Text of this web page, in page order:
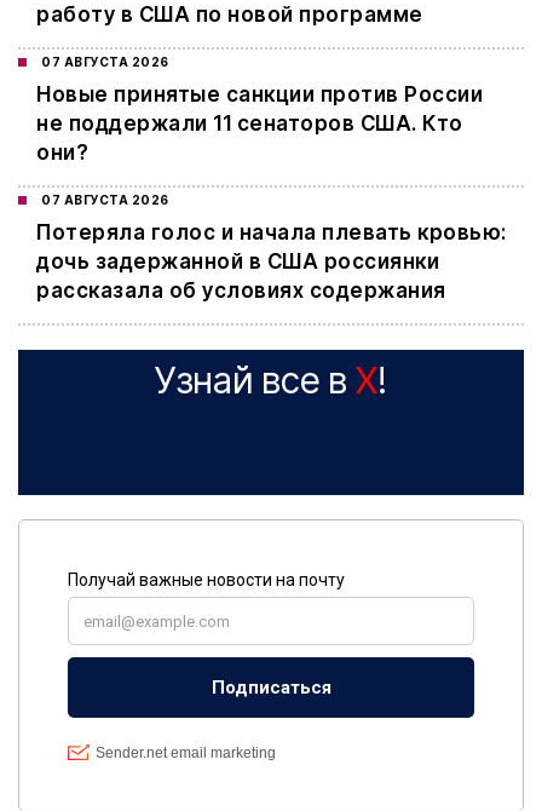
работу в США по новой программе
07 АВГУСТА 2026
Новые принятые санкции против России
не поддержали 11 сенаторов США. Кто
они?
07 АВГУСТА 2026
Потеряла голос и начала плевать кровью:
дочь задержанной в США россиянки
рассказала об условиях содержания
Узнай все в X!